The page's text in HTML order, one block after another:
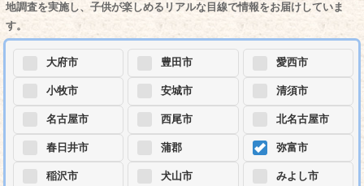
地調査を実施し、子供が楽しめるリアルな目線で情報をお届けしていま
す。
大府市
小牧市
名古屋市
春日井市
稲沢市
豊田市
安城市
西尾市
蒲郡
犬山市
愛西市
清須市
北名古屋市
弥富市
みよし市